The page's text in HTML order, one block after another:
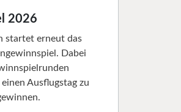
2026
startet erneut das
Dabei
Ausflugstag zu